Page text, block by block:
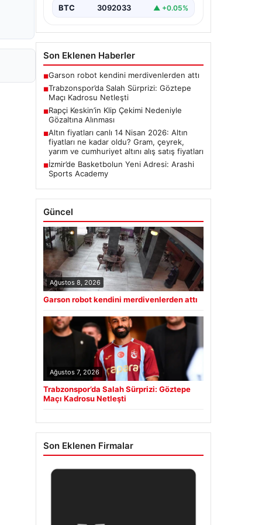
BTC 3092033 ▲ +0.05%
Son Eklenen Haberler
■Garson robot kendini merdivenlerden attı
■Trabzonspor’da Salah Sürprizi: Göztepe
Maçı Kadrosu Netleşti
■Rapçi Keskin’in Klip Çekimi Nedeniyle
Gözaltına Alınması
■Altın fiyatları canlı 14 Nisan 2026: Altın
fiyatları ne kadar oldu? Gram, çeyrek,
yarım ve cumhuriyet altını alış satış fiyatları
■İzmir’de Basketbolun Yeni Adresi: Arashi
Sports Academy
Güncel
Ağustos 8, 2026
Garson robot kendini merdivenlerden attı
Ağustos 7, 2026
Trabzonspor’da Salah Sürprizi: Göztepe
Maçı Kadrosu Netleşti
Son Eklenen Firmalar